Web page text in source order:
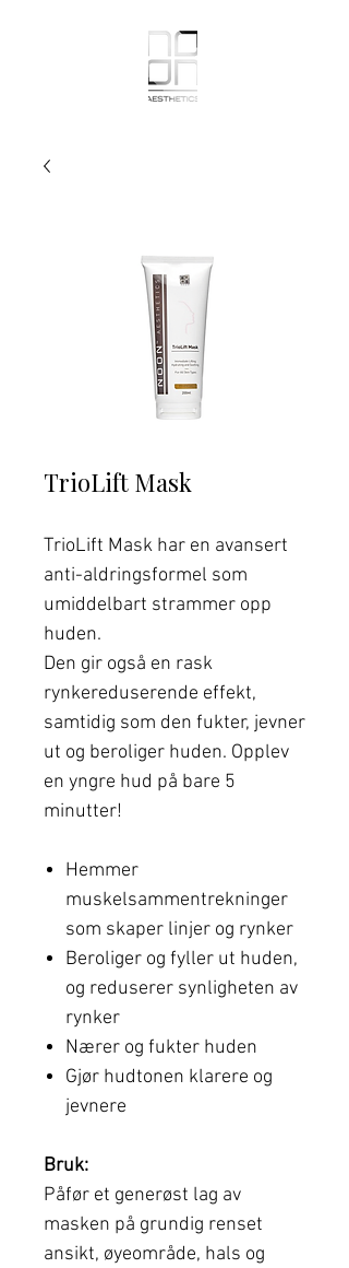
TrioLift Mask
TrioLift Mask har en avansert
anti-aldringsformel som
umiddelbart strammer opp
huden.
Den gir også en rask
rynkereduserende effekt,
samtidig som den fukter, jevner
ut og beroliger huden. Opplev
en yngre hud på bare 5
minutter!
Hemmer
muskelsammentrekninger
som skaper linjer og rynker
Beroliger og fyller ut huden,
og reduserer synligheten av
rynker
Nærer og fukter huden
Gjør hudtonen klarere og
jevnere
Bruk:
Påfør et generøst lag av
masken på grundig renset
ansikt, øyeområde, hals og